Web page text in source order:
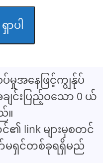
ရှာပါ
အနေဖြင့်ကျွန်ုပ်
းပြည့်ဝသော 0 ယ်
။
link များမှစတင်
မရှင်တစ်ခုရရှိမည်